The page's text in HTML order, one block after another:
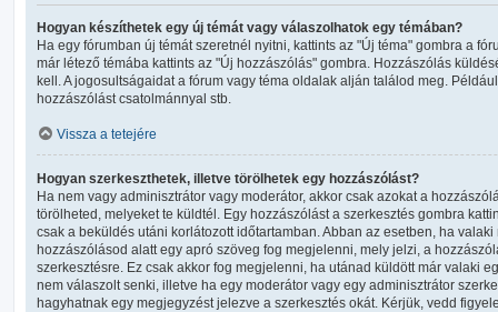
Hogyan készíthetek egy új témát vagy válaszolhatok egy témában?
Ha egy fórumban új témát szeretnél nyitni, kattints az "Új téma" gombra a
már létező témába kattints az "Új hozzászólás" gombra. Hozzászólás
kell. A jogosultságaidat a fórum vagy téma oldalak alján találod meg.
hozzászólást csatolmánnyal stb.
Vissza a tetejére
Hogyan szerkeszthetek, illetve törölhetek egy hozzászólást?
Ha nem vagy adminisztrátor vagy moderátor, akkor csak azokat a
törölheted, melyeket te küldtél. Egy hozzászólást a szerkesztés gombra
csak a beküldés utáni korlátozott időtartamban. Abban az esetben, ha
hozzászólásod alatt egy apró szöveg fog megjelenni, mely jelzi, a
szerkesztésre. Ez csak akkor fog megjelenni, ha utánad küldött már valaki
nem válaszolt senki, illetve ha egy moderátor vagy egy adminisztrátor
hagyhatnak egy megjegyzést jelezve a szerkesztés okát. Kérjük, vedd